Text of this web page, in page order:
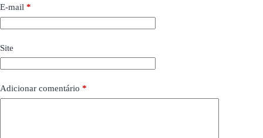
E-mail *
Site
Adicionar comentário *